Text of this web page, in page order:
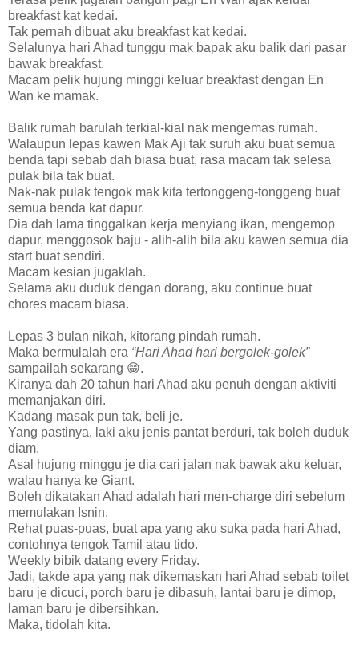
breakfast kat kedai.
Tak pernah dibuat aku breakfast kat kedai.
Selalunya hari Ahad tunggu mak bapak aku balik dari pasar
bawak breakfast.
Macam pelik hujung minggi keluar breakfast dengan En
Wan ke mamak.
Balik rumah barulah terkial-kial nak mengemas rumah.
Walaupun lepas kawen Mak Aji tak suruh aku buat semua
benda tapi sebab dah biasa buat, rasa macam tak selesa
pulak bila tak buat.
Nak-nak pulak tengok mak kita tertonggeng-tonggeng buat
semua benda kat dapur.
Dia dah lama tinggalkan kerja menyiang ikan, mengemop
dapur, menggosok baju - alih-alih bila aku kawen semua dia
start buat sendiri.
Macam kesian jugaklah.
Selama aku duduk dengan dorang, aku continue buat
chores macam biasa.
Lepas 3 bulan nikah, kitorang pindah rumah.
Maka bermulalah era “Hari Ahad hari bergolek-golek”
sampailah sekarang 😁.
Kiranya dah 20 tahun hari Ahad aku penuh dengan aktiviti
memanjakan diri.
Kadang masak pun tak, beli je.
Yang pastinya, laki aku jenis pantat berduri, tak boleh duduk
diam.
Asal hujung minggu je dia cari jalan nak bawak aku keluar,
walau hanya ke Giant.
Boleh dikatakan Ahad adalah hari men-charge diri sebelum
memulakan Isnin.
Rehat puas-puas, buat apa yang aku suka pada hari Ahad,
contohnya tengok Tamil atau tido.
Weekly bibik datang every Friday.
Jadi, takde apa yang nak dikemaskan hari Ahad sebab toilet
baru je dicuci, porch baru je dibasuh, lantai baru je dimop,
laman baru je dibersihkan.
Maka, tidolah kita.